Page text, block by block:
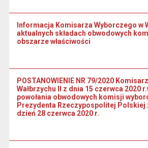
Informacja Komisarza Wyborczego w
aktualnych składach obwodowych
obszarze właściwości
POSTANOWIENIE NR 79/2020
Wałbrzychu II z dnia 15 czerwca 2020
powołania obwodowych komisji
Prezydenta Rzeczypospolitej Polskiej
dzień 28 czerwca 2020 r.